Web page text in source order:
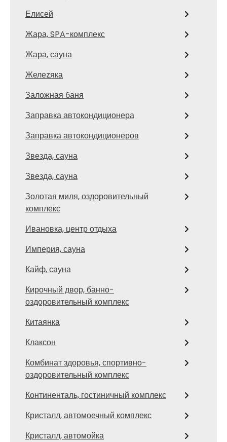
Елисей
Жара, SPA-комплекс
Жара, сауна
Желеzяка
Заложная баня
Заправка автокондиционера
Заправка автокондиционеров
Звезда, сауна
Звезда, сауна
Золотая миля, оздоровительный
комплекс
Ивановка, центр отдыха
Империя, сауна
Кайф, сауна
Кирочный двор, банно-
оздоровительный комплекс
Китаянка
Клаксон
Комбинат здоровья, спортивно-
оздоровительный комплекс
Континенталь, гостиничный комплекс
Кристалл, автомоечный комплекс
Кристалл, автомойка